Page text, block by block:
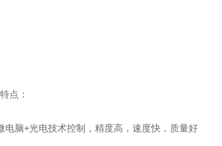
点：
电脑+光电技术控制，精度高，速度快，质量好